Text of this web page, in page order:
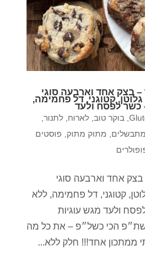
– בצק אחד וארבעה סוגי
קטוגני, דל פחמימה,
כשר לפסח ולעד
,בוקר טוב,לארוח,לתנור,
מתבשלים, מתוק מתוק, פוסטים
בצק אחד וארבעה סוגי
קטוגני, דל פחמימה, ללא
ולעד מגש עוגיות
הכי כשל״פ – את כל מה
ממתכון אחד!!! חלק ללא...